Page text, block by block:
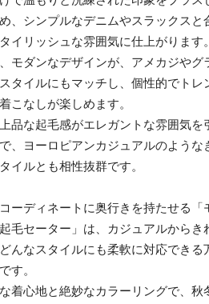
、シンプルなデニムやスラックスと
イリッシュな雰囲気に仕上がります。
モダンなデザインが、アメカジやグ
タイルにもマッチし、個性的でトレ
こなしが楽しめます。
品な起毛感がエレガントな雰囲気を
、ヨーロピアンカジュアルのような
イルとも相性抜群です。
ーディネートに奥行きを持たせる「
毛セーター」は、カジュアルからき
んなスタイルにも柔軟に対応できる
す。
着心地と絶妙なカラーリングで、秋